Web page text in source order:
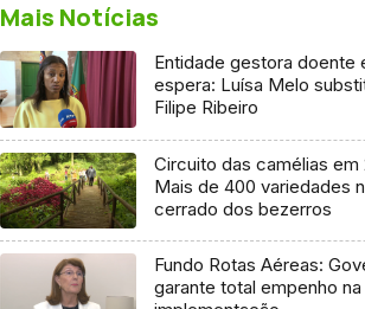
Mais Notícias
Entidade gestora doente
espera: Luísa Melo
Filipe Ribeiro
Circuito das camélias em
Mais de 400 variedades
cerrado dos bezerros
Fundo Rotas Aéreas:
garante total empenho na